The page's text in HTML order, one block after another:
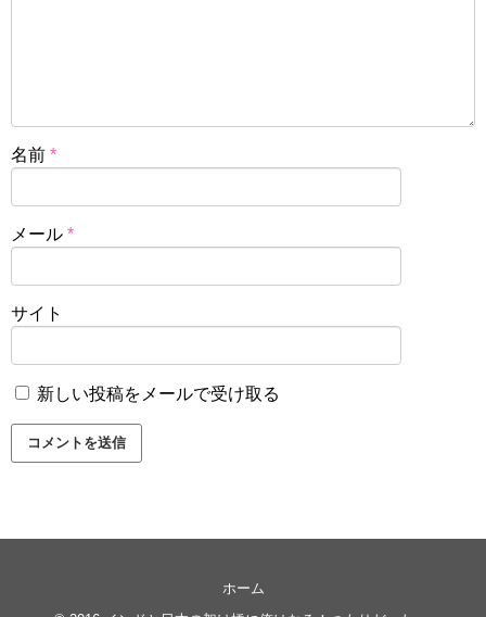
名前 *
メール *
サイト
新しい投稿をメールで受け取る
ホーム